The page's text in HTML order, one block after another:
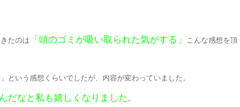
たのは 「頭のゴミが吸い取られた気がする」 こんな感想を頂
という感想くらいでしたが、内容が変わっていました。
だなと私も嬉しくなりました 。